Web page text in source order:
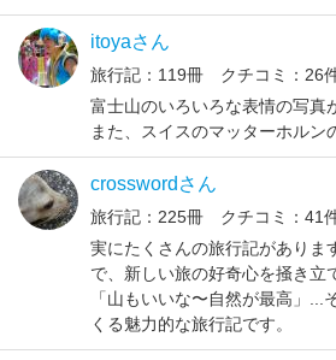
itoyaさん
旅行記：119冊 クチコミ：26
富士山のいろいろな表情の写真
また、スイスのマッターホルン
crosswordさん
旅行記：225冊 クチコミ：41
実にたくさんの旅行記がありま
で、新しい旅の好奇心を掻き立
「山もいいな〜自然が最高」...
くる魅力的な旅行記です。